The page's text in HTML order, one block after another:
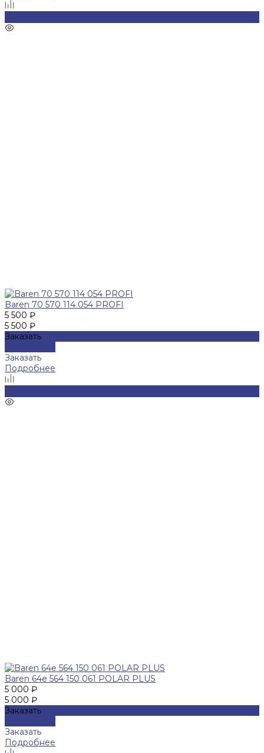
Baren 70 570 114 054 PROFI
5 500 ₽
5 500 ₽
Заказать
Заказать
Подробнее
Baren 64е 564 150 061 POLAR PLUS
5 000 ₽
5 000 ₽
Заказать
Заказать
Подробнее